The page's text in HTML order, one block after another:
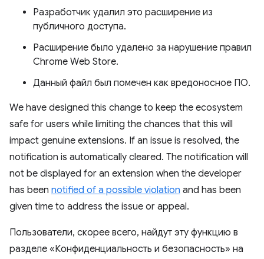
Разработчик удалил это расширение из
публичного доступа.
Расширение было удалено за нарушение правил
Chrome Web Store.
Данный файл был помечен как вредоносное ПО.
We have designed this change to keep the ecosystem
safe for users while limiting the chances that this will
impact genuine extensions. If an issue is resolved, the
notification is automatically cleared. The notification will
not be displayed for an extension when the developer
has been notified of a possible violation and has been
given time to address the issue or appeal.
Пользователи, скорее всего, найдут эту функцию в
разделе «Конфиденциальность и безопасность» на